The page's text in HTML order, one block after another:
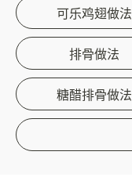
可乐鸡翅做法
排骨做法
糖醋排骨做法